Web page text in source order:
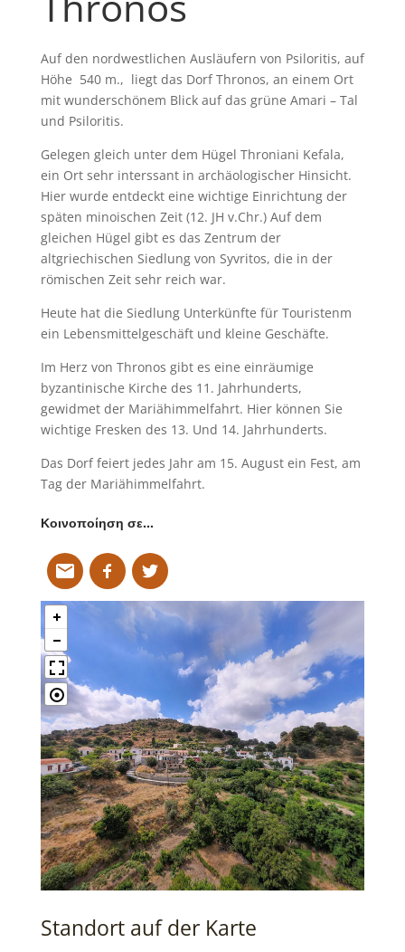
Auf den nordwestlichen Ausläufern von Psiloritis, auf
Höhe 540 m., liegt das Dorf Thronos, an einem Ort
mit wunderschönem Blick auf das grüne Amari – Tal
und Psiloritis.
Gelegen gleich unter dem Hügel Throniani Kefala,
ein Ort sehr interssant in archäologischer Hinsicht.
Hier wurde entdeckt eine wichtige Einrichtung der
späten minoischen Zeit (12. JH v.Chr.) Auf dem
gleichen Hügel gibt es das Zentrum der
altgriechischen Siedlung von Syvritos, die in der
römischen Zeit sehr reich war.
Heute hat die Siedlung Unterkünfte für Touristenm
ein Lebensmittelgeschäft und kleine Geschäfte.
Im Herz von Thronos gibt es eine einräumige
byzantinische Kirche des 11. Jahrhunderts,
gewidmet der Mariähimmelfahrt. Hier können Sie
wichtige Fresken des 13. Und 14. Jahrhunderts.
Das Dorf feiert jedes Jahr am 15. August ein Fest, am
Tag der Mariähimmelfahrt.
Κοινοποίηση σε…
Standort auf der Karte